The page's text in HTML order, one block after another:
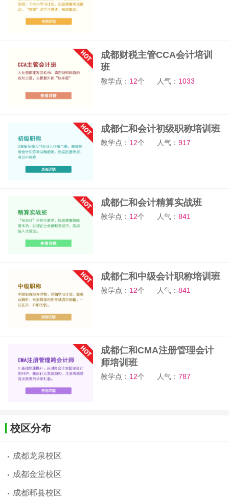
成都财税主管CCA会计培训
班
教学点： 12个 人气： 1033
成都仁和会计初级职称培训班
教学点： 12个 人气：917
成都仁和会计精算实战班
教学点： 12个 人气：841
成都仁和中级会计职称培训班
教学点： 12个 人气：841
成都仁和CMA注册管理会计
师培训班
教学点： 12个 人气：787
校区分布
成都龙泉校区
成都金堂校区
成都郫县校区